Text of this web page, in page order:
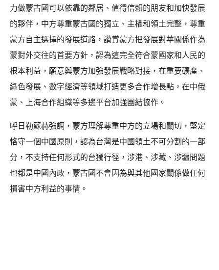
力做蒙古國可以依靠的鄰居、值得信賴的朋友和加快發展
的夥伴，中方尊重蒙古國的獨立、主權和領土完整，尊重
蒙方自主選擇的發展道路，讚賞蒙方把發展對華關係作為
蒙對外交往的首要方針，認為這完全符合蒙國家和人民的
根本利益，願意與蒙方加強發展戰略對接，在重要礦產、
綠色發展、數字經濟等領域打造更多合作增長點，在中俄
蒙、上海合作組織等多邊平台加強團結協作。
呼日勒蘇赫強調，蒙方理解尊重中方的立場和關切，堅定
恪守一個中國原則，認為台灣是中國領土不可分割的一部
分，不支持任何形式的台獨行徑，涉港、涉藏、涉疆問題
也都是中國內政，蒙古國不會因為與其他國家關係做任何
損害中方利益的事情。